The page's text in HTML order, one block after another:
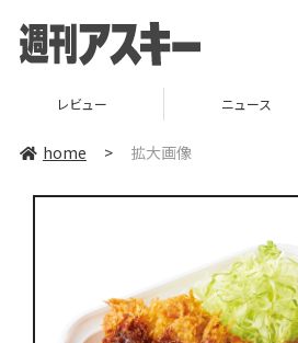
レビュー ニュース
home > 拡大画像